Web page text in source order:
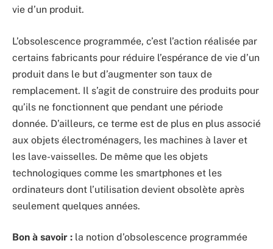
vie d’un produit.
L’obsolescence programmée, c’est l’action réalisée par
certains fabricants pour réduire l’espérance de vie d’un
produit dans le but d’augmenter son taux de
remplacement. Il s’agit de construire des produits pour
qu’ils ne fonctionnent que pendant une période
donnée. D’ailleurs, ce terme est de plus en plus associé
aux objets électroménagers, les machines à laver et
les lave-vaisselles. De même que les objets
technologiques comme les smartphones et les
ordinateurs dont l’utilisation devient obsolète après
seulement quelques années.
Bon à savoir : la notion d’obsolescence programmée